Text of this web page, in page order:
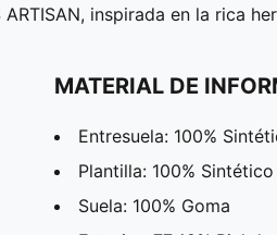
inspirada en la rica
MATERIAL DE
Entresuela: 100%
Plantilla: 100% Sintético
Suela: 100% Goma